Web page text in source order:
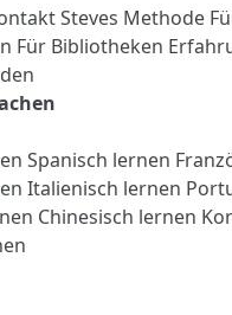
Steves Methode
Für Bibliotheken
Spanisch lernen
Italienisch lernen
Chinesisch lernen